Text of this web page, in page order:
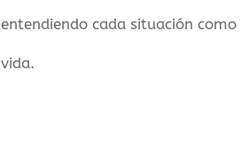
entendiendo cada situación
vida.